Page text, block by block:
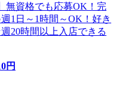
無資格でも応募OK！完
1日～1時間～OK！好き
20時間以上入店できる
円